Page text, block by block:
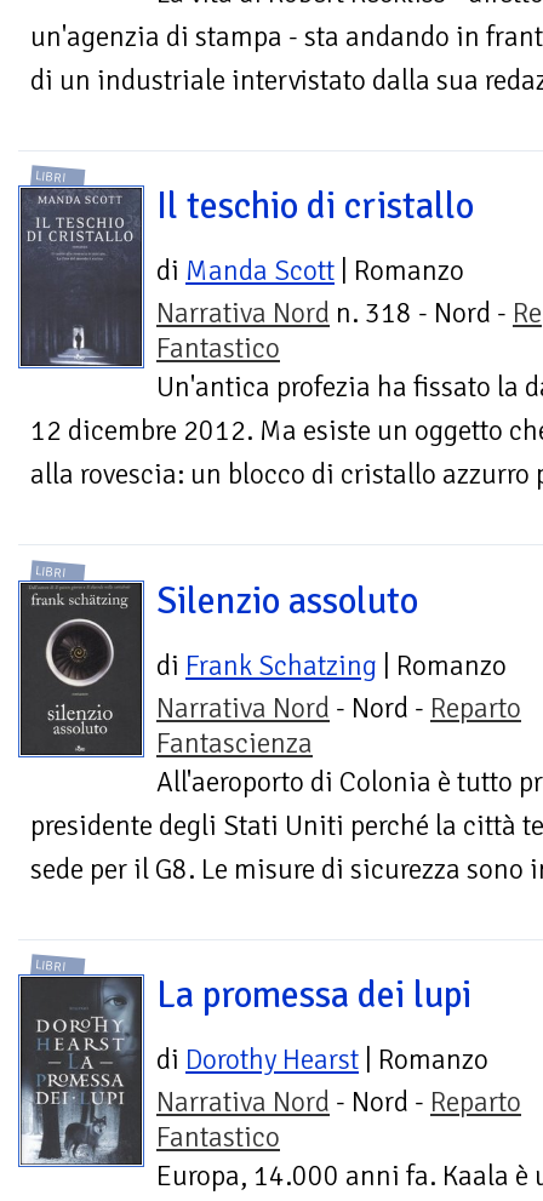
un'agenzia di stampa - sta andando in
di un industriale intervistato dalla sua
LIBRI
Il teschio di cristallo
di Manda Scott | Romanzo
Narrativa Nord n. 318 - Nord -
Fantastico
Un'antica profezia ha fissato la
12 dicembre 2012. Ma esiste un oggetto
alla rovescia: un blocco di cristallo azzurro
LIBRI
Silenzio assoluto
di Frank Schatzing | Romanzo
Narrativa Nord - Nord - Reparto
Fantascienza
All'aeroporto di Colonia è tutto
presidente degli Stati Uniti perché la città
sede per il G8. Le misure di sicurezza sono
LIBRI
La promessa dei lupi
di Dorothy Hearst | Romanzo
Narrativa Nord - Nord - Reparto
Fantastico
Europa, 14.000 anni fa. Kaala